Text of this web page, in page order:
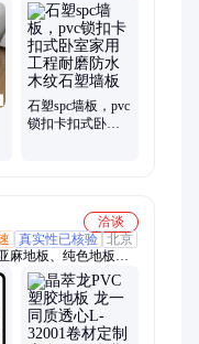
石塑spc墙板，pvc
锁扣卡扣式卧室
洽谈
真实性已核验 北京
麻地板、纯色地板、
运动地板、卷材地胶